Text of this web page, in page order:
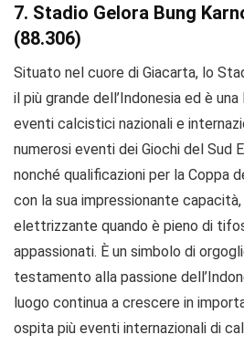
7. Stadio Gelora Bung
(88.306)
Situato nel cuore di Giacarta, lo
il più grande dell’Indonesia ed è
eventi calcistici nazionali e
numerosi eventi dei Giochi del Sud
nonché qualificazioni per la Coppa
con la sua impressionante
elettrizzante quando è pieno di
appassionati. È un simbolo di
testamento alla passione
luogo continua a crescere in
ospita più eventi internazionali di